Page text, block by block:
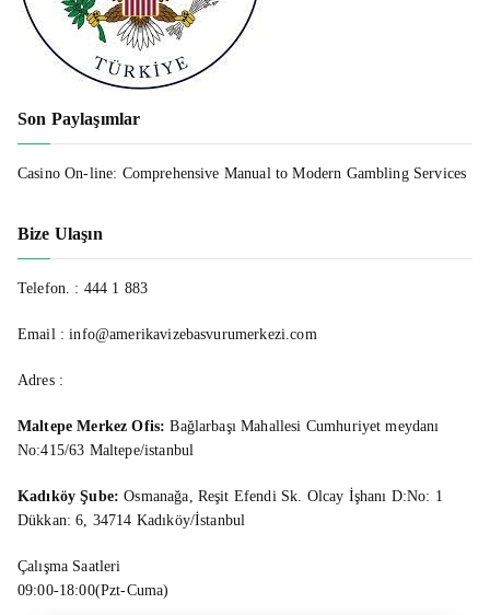
Son Paylaşımlar
Casino On-line: Comprehensive Manual to Modern Gambling Services
Bize Ulaşın
Telefon. : 444 1 883
Email : info@amerikavizebasvurumerkezi.com
Adres :
Maltepe Merkez Ofis: Bağlarbaşı Mahallesi Cumhuriyet meydanı
No:415/63 Maltepe/istanbul
Kadıköy Şube: Osmanağa, Reşit Efendi Sk. Olcay İşhanı D:No: 1
Dükkan: 6, 34714 Kadıköy/İstanbul
Çalışma Saatleri
09:00-18:00(Pzt-Cuma)